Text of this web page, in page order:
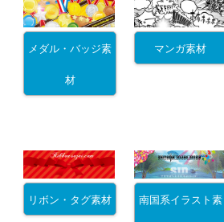
メダル・バッジ素
材
マンガ素材
リボン・タグ素材 南国系イラスト素